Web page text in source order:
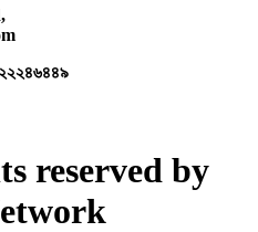
reserved by